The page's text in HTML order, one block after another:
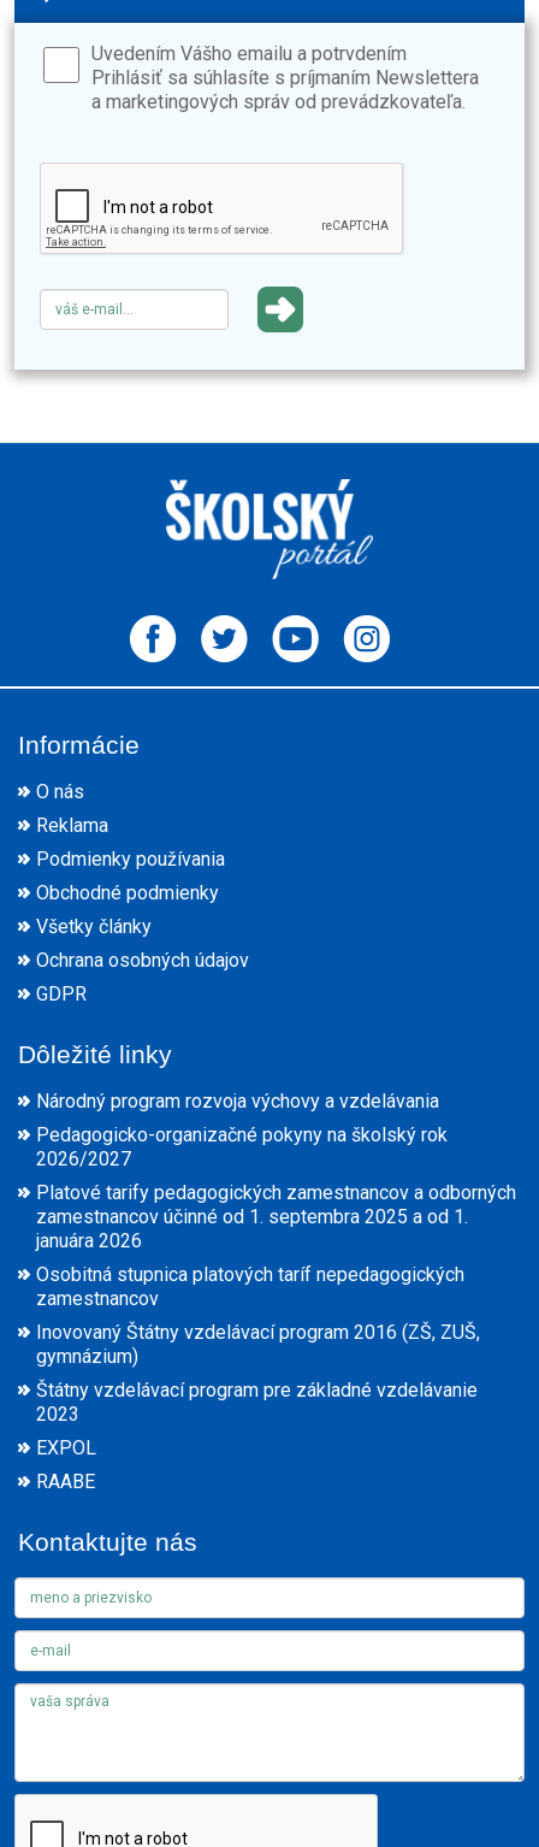
Uvedením Vášho emailu a potrvdením
Prihlásiť sa súhlasíte s príjmaním Newslettera
a marketingových správ od prevádzkovateľa.
Informácie
O nás
Reklama
Podmienky používania
Obchodné podmienky
Všetky články
Ochrana osobných údajov
GDPR
Dôležité linky
Národný program rozvoja výchovy a vzdelávania
Pedagogicko-organizačné pokyny na školský rok
2026/2027
Platové tarify pedagogických zamestnancov a odborných
zamestnancov účinné od 1. septembra 2025 a od 1.
januára 2026
Osobitná stupnica platových taríf nepedagogických
zamestnancov
Inovovaný Štátny vzdelávací program 2016 (ZŠ, ZUŠ,
gymnázium)
Štátny vzdelávací program pre základné vzdelávanie
2023
EXPOL
RAABE
Kontaktujte nás